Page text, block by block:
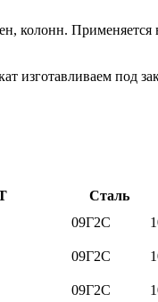
колонн.
изготавливаем под
Сталь
09Г2С
09Г2С
09Г2С